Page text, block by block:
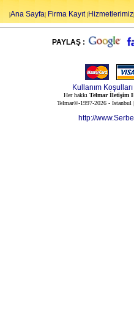
|Ana Sayfa| Firma Kayıt|Hizmetlerimiz|
PAYLAŞ :
Kullanım Koşulları
Her hakkı Telmar İletişim
Telmar©-1997-2026 -
http://